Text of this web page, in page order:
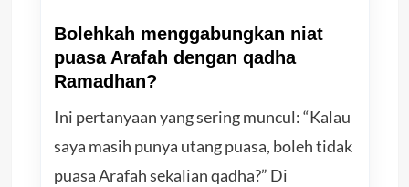
Bolehkah menggabungkan niat
puasa Arafah dengan qadha
Ramadhan?
Ini pertanyaan yang sering muncul: “Kalau
saya masih punya utang puasa, boleh tidak
puasa Arafah sekalian qadha?” Di